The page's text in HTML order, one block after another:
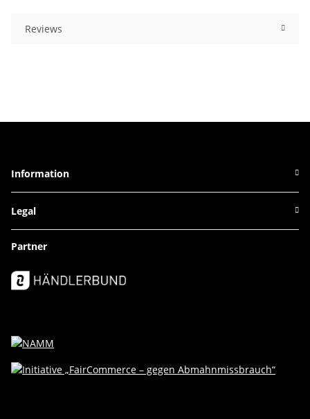
Reviews
Information
Legal
Partner